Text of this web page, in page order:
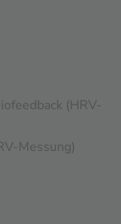
(HRV-
Messung)